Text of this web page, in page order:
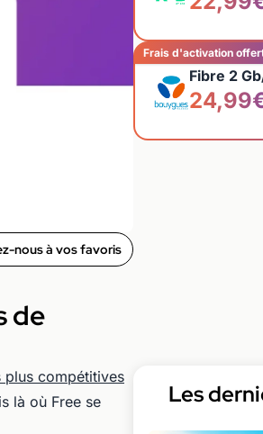
nous à vos favoris
de
compétitives
là où Free se
Frais d'activation
Fibre 2
Les